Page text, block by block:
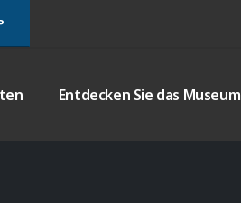
Entdecken Sie das Museum